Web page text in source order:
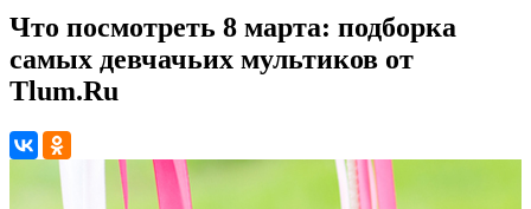
Что посмотреть 8 марта: подборка
самых девчачьих мультиков от
Tlum.Ru